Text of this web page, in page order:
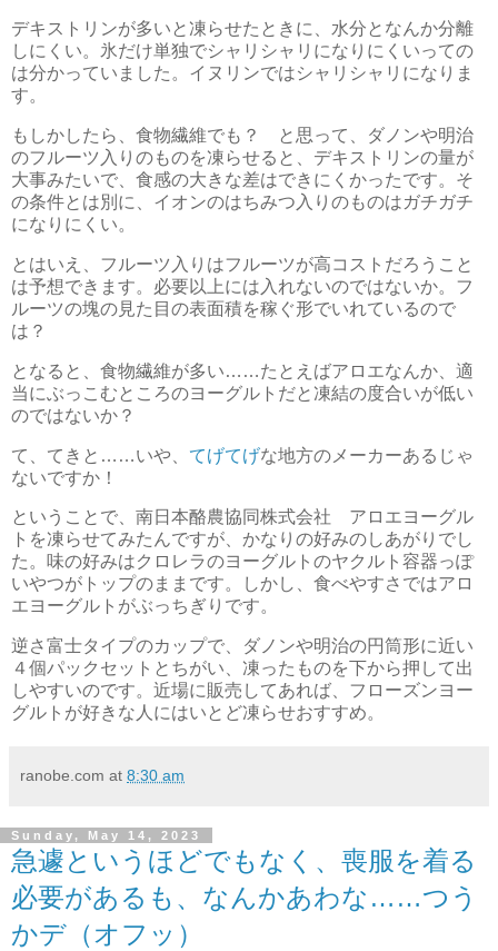
デキストリンが多いと凍らせたときに、水分となんか分離
しにくい。氷だけ単独でシャリシャリになりにくいっての
は分かっていました。イヌリンではシャリシャリになりま
す。
もしかしたら、食物繊維でも？ と思って、ダノンや明治
のフルーツ入りのものを凍らせると、デキストリンの量が
大事みたいで、食感の大きな差はできにくかったです。そ
の条件とは別に、イオンのはちみつ入りのものはガチガチ
になりにくい。
とはいえ、フルーツ入りはフルーツが高コストだろうこと
は予想できます。必要以上には入れないのではないか。フ
ルーツの塊の見た目の表面積を稼ぐ形でいれているので
は？
となると、食物繊維が多い……たとえばアロエなんか、適
当にぶっこむところのヨーグルトだと凍結の度合いが低い
のではないか？
て、てきと……いや、 てげてげな地方のメーカーあるじゃ
ないですか！
ということで、南日本酪農協同株式会社 アロエヨーグル
トを凍らせてみたんですが、かなりの好みのしあがりでし
た。味の好みはクロレラのヨーグルトのヤクルト容器っぽ
いやつがトップのままです。しかし、食べやすさではアロ
エヨーグルトがぶっちぎりです。
逆さ富士タイプのカップで、ダノンや明治の円筒形に近い
４個パックセットとちがい、凍ったものを下から押して出
しやすいのです。近場に販売してあれば、フローズンヨー
グルトが好きな人にはいとど凍らせおすすめ。
ranobe.com at 8:30 am
Sunday, May 14, 2023
急遽というほどでもなく、喪服を着る
必要があるも、なんかあわな……つう
かデ（オフッ）